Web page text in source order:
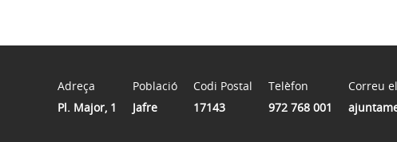
Adreça
Pl. Major, 1
Població
Jafre
Codi Postal
17143
Telèfon
972 768 001
Correu